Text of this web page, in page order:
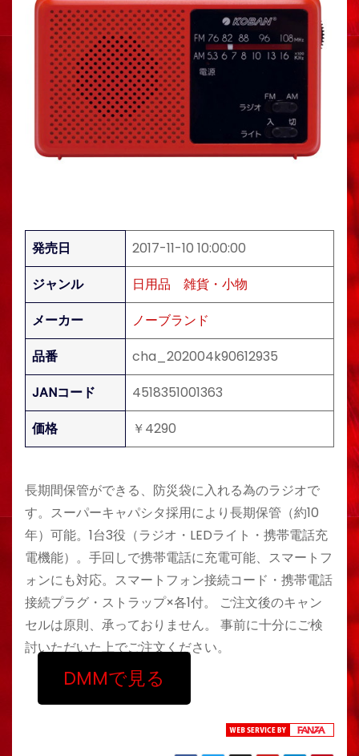
発売日
2017-11-10 10:00:00
ジャンル
日用品
雑貨・小物
メーカー
ノーブランド
品番
cha_202004k90612935
JANコード
4518351001363
価格
￥4290
長期間保管ができる、防災袋に入れる為のラジオで
す。スーパーキャパシタ採用により長期保管（約10
年）可能。1台3役（ラジオ・LEDライト・携帯電話充
電機能）。手回しで携帯電話に充電可能、スマートフ
ォンにも対応。スマートフォン接続コード・携帯電話
接続プラグ・ストラップ×各1付。 ご注文後のキャン
セルは原則、承っておりません。 事前に十分にご検
討いただいた上でご注文ください。
DMMで見る